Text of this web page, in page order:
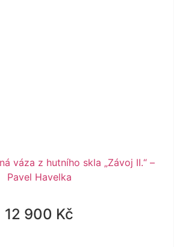
váza z hutního skla „Závoj II.“ –
Pavel Havelka
12 900 Kč